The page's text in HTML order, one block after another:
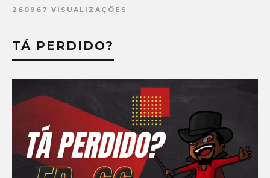
260967 VISUALIZAÇÕES
TÁ PERDIDO?